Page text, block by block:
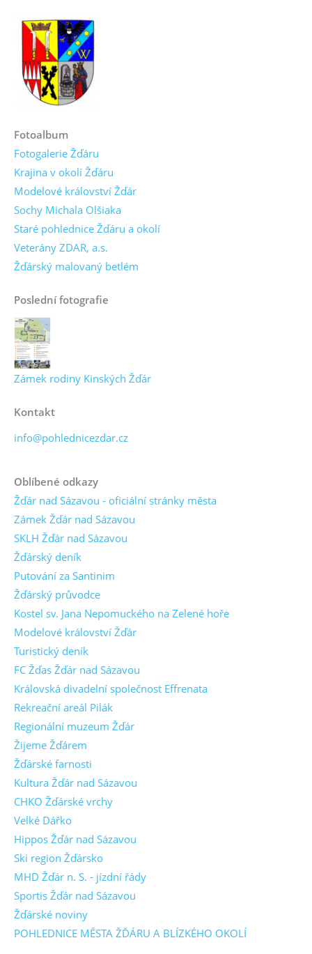
Fotoalbum
Fotogalerie Žďáru
Krajina v okolí Žďáru
Modelové království Žďár
Sochy Michala Olšiaka
Staré pohlednice Žďáru a okolí
Veterány ZDAR, a.s.
Žďárský malovaný betlém
Poslední fotografie
Zámek rodiny Kinských Žďár
Kontakt
info@pohlednicezdar.cz
Oblíbené odkazy
Žďár nad Sázavou - oficiální stránky města
Zámek Žďár nad Sázavou
SKLH Žďár nad Sázavou
Žďárský deník
Putování za Santinim
Žďárský průvodce
Kostel sv. Jana Nepomuckého na Zelené hoře
Modelové království Žďár
Turistický deník
FC Žďas Žďár nad Sázavou
Královská divadelní společnost Effrenata
Rekreační areál Pilák
Regionální muzeum Žďár
Žijeme Žďárem
Žďárské farnosti
Kultura Žďár nad Sázavou
CHKO Žďárské vrchy
Velké Dářko
Hippos Žďár nad Sázavou
Ski region Žďársko
MHD Žďár n. S. - jízdní řády
Sportis Žďár nad Sázavou
Žďárské noviny
POHLEDNICE MĚSTA ŽĎÁRU A BLÍZKÉHO OKOLÍ